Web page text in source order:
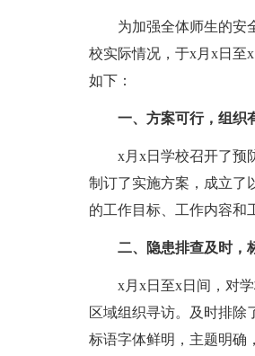
为加强全体师生的安
校实际情况，于x月x日至
如下：
一、方案可行，组织
x月x日学校召开了预
制订了实施方案，成立了
的工作目标、工作内容和
二、隐患排查及时，
x月x日至x日间，对
区域组织寻访。及时排除
标语字体鲜明，主题明确